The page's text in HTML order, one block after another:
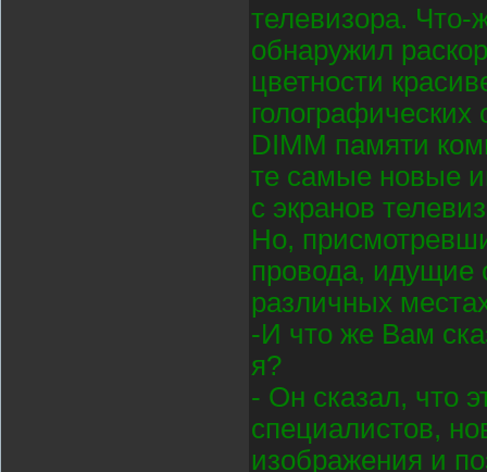
телевизора. Что-
обнаружил
цветности
DIMM памяти
те самые новые
с экранов
Но,
провода, идущие
различных
-И что же Вам
я?
- Он сказал, что
специалистов,
изображения и